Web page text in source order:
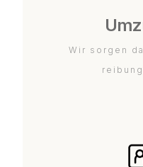
Wir sorgen